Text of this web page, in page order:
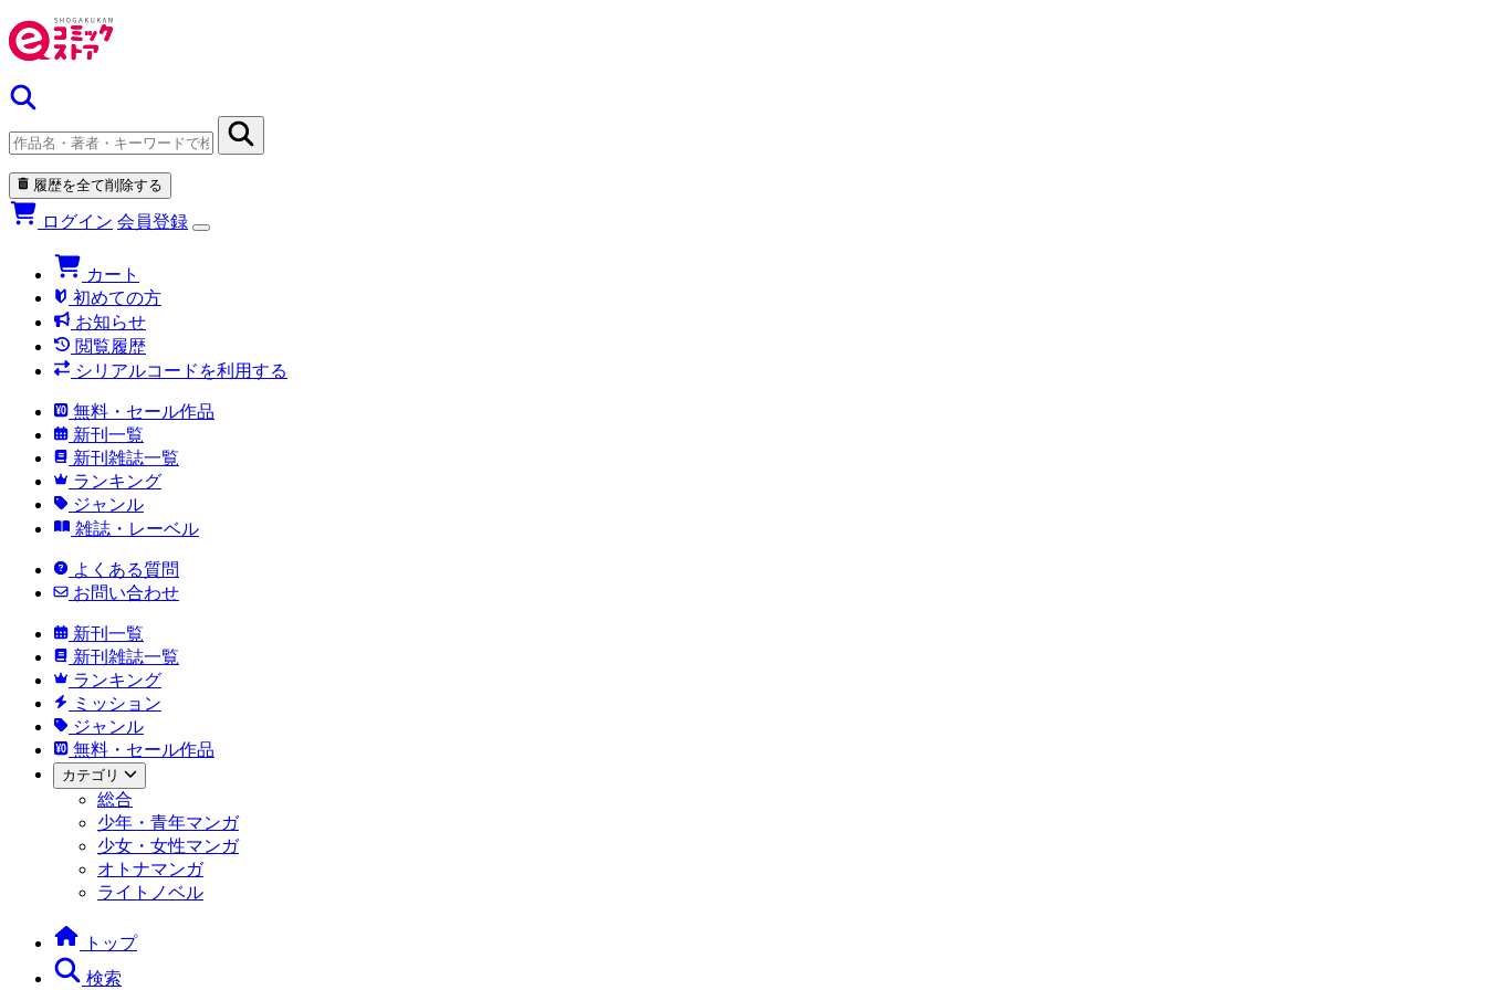
履歴を全て削除する
ログイン 会員登録
カート
初めての方
お知らせ
閲覧履歴
シリアルコードを利用する
無料・セール作品
新刊一覧
新刊雑誌一覧
ランキング
ジャンル
雑誌・レーベル
よくある質問
お問い合わせ
新刊一覧
新刊雑誌一覧
ランキング
ミッション
ジャンル
無料・セール作品
カテゴリ
総合
少年・青年マンガ
少女・女性マンガ
オトナマンガ
ライトノベル
トップ
検索